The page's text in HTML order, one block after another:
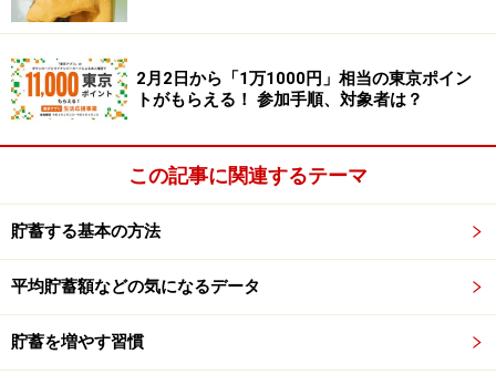
て元利合計550万円までが非課税！ 利息がそのまま手元
■保険でも非課税
財形は預貯金だけでなく、保険でもお金を貯めることが
できます。この「保険型」は、財形住宅が払込保険料累
計550万円までが非課税。財形年金は、払込保険料385万
円までが非課税です。
■一般財形は？
行やマイカー購入、結婚式などにも使えます。そのかわ
2月2日から「1万1000円」相当の東京ポイン
トがもらえる！ 参加手順、対象者は？
この記事に関連するテーマ
貯蓄する基本の方法
平均貯蓄額などの気になるデータ
貯蓄を増やす習慣